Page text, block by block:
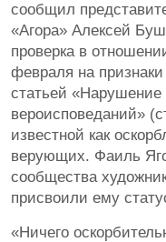
сообщил
«Агора» Алексей
проверка в
февраля на
статьей «Нарушение
вероисповеданий»
известной как
верующих. Фаиль
сообщества
присвоили ему
«Ничего